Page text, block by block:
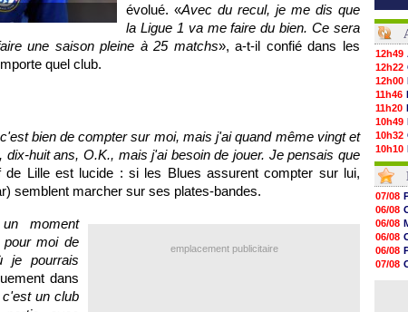
évolué. «Avec du recul, je me dis que
la Ligue 1 va me faire du bien. Ce sera
une saison pleine à 25 matchs», a-t-il confié dans les
quel club.
bien de compter sur moi, mais j'ai quand même vingt et
huit ans, O.K., mais j'ai besoin de jouer. Je pensais que
de Lilleest lucide : si les Blues assurent compter sur lui,
semblent marcher sur ses plates-bandes.
emplacement publicitaire
moment
moi de
je pourrais
dans
c'est un club
12h49
12h22
12h00
11h46
11h20
10h49
10h32
10h10
09h49
09h35
09h08
08h54
08h32
07/08
07/08
07/08
07/08
07/08
06/08
06/08
06/08
06/08
07/08